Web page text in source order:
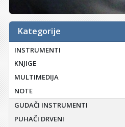
Kategorije
INSTRUMENTI
KNJIGE
MULTIMEDIJA
NOTE
GUDAČI INSTRUMENTI
PUHAČI DRVENI